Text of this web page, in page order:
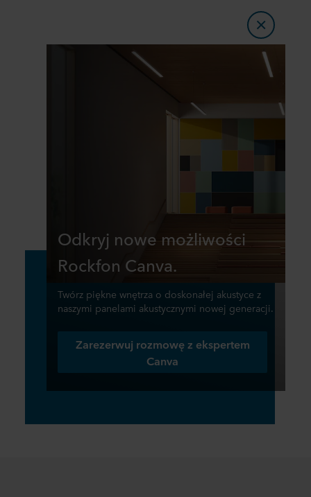
Odkryj nowe możliwości
Rockfon Canva.
Twórz piękne wnętrza o doskonałej akustyce z
naszymi panelami akustycznymi nowej generacji.
Zarezerwuj rozmowę z ekspertem
Canva